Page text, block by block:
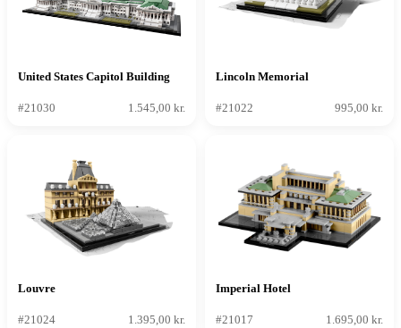
United States Capitol Building
#21030 1.545,00 kr.
Lincoln Memorial
#21022 995,00 kr.
Louvre
#21024 1.395,00 kr.
Imperial Hotel
#21017 1.695,00 kr.